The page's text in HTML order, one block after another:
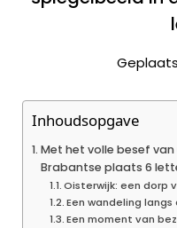
Inhoudsopgave
Met het volle besef
Brabantse plaats 6
Oisterwijk: een dorp
Een wandeling langs
Een moment van